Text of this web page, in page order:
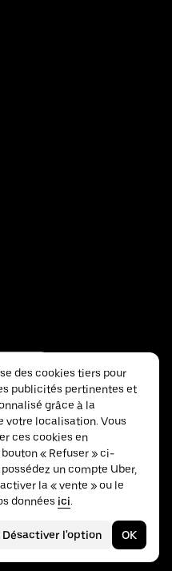
des cookies tiers pour
publicités pertinentes et
grâce à la
votre localisation. Vous
ces cookies en
« Refuser » ci-
un compte Uber,
la « vente » ou le
données ici.
Désactiver l'option OK